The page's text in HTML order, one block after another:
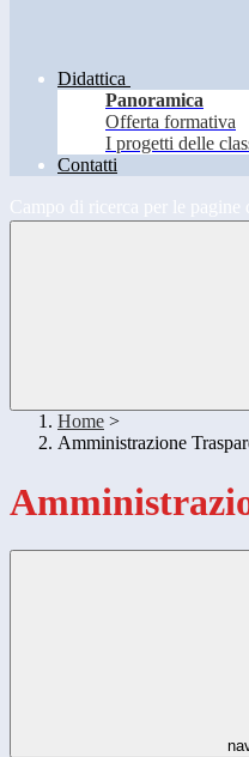
Didattica
Panoramica
Offerta formativa
I progetti delle
Contatti
Campo di ricerca per le pagine
Home >
Amministrazione